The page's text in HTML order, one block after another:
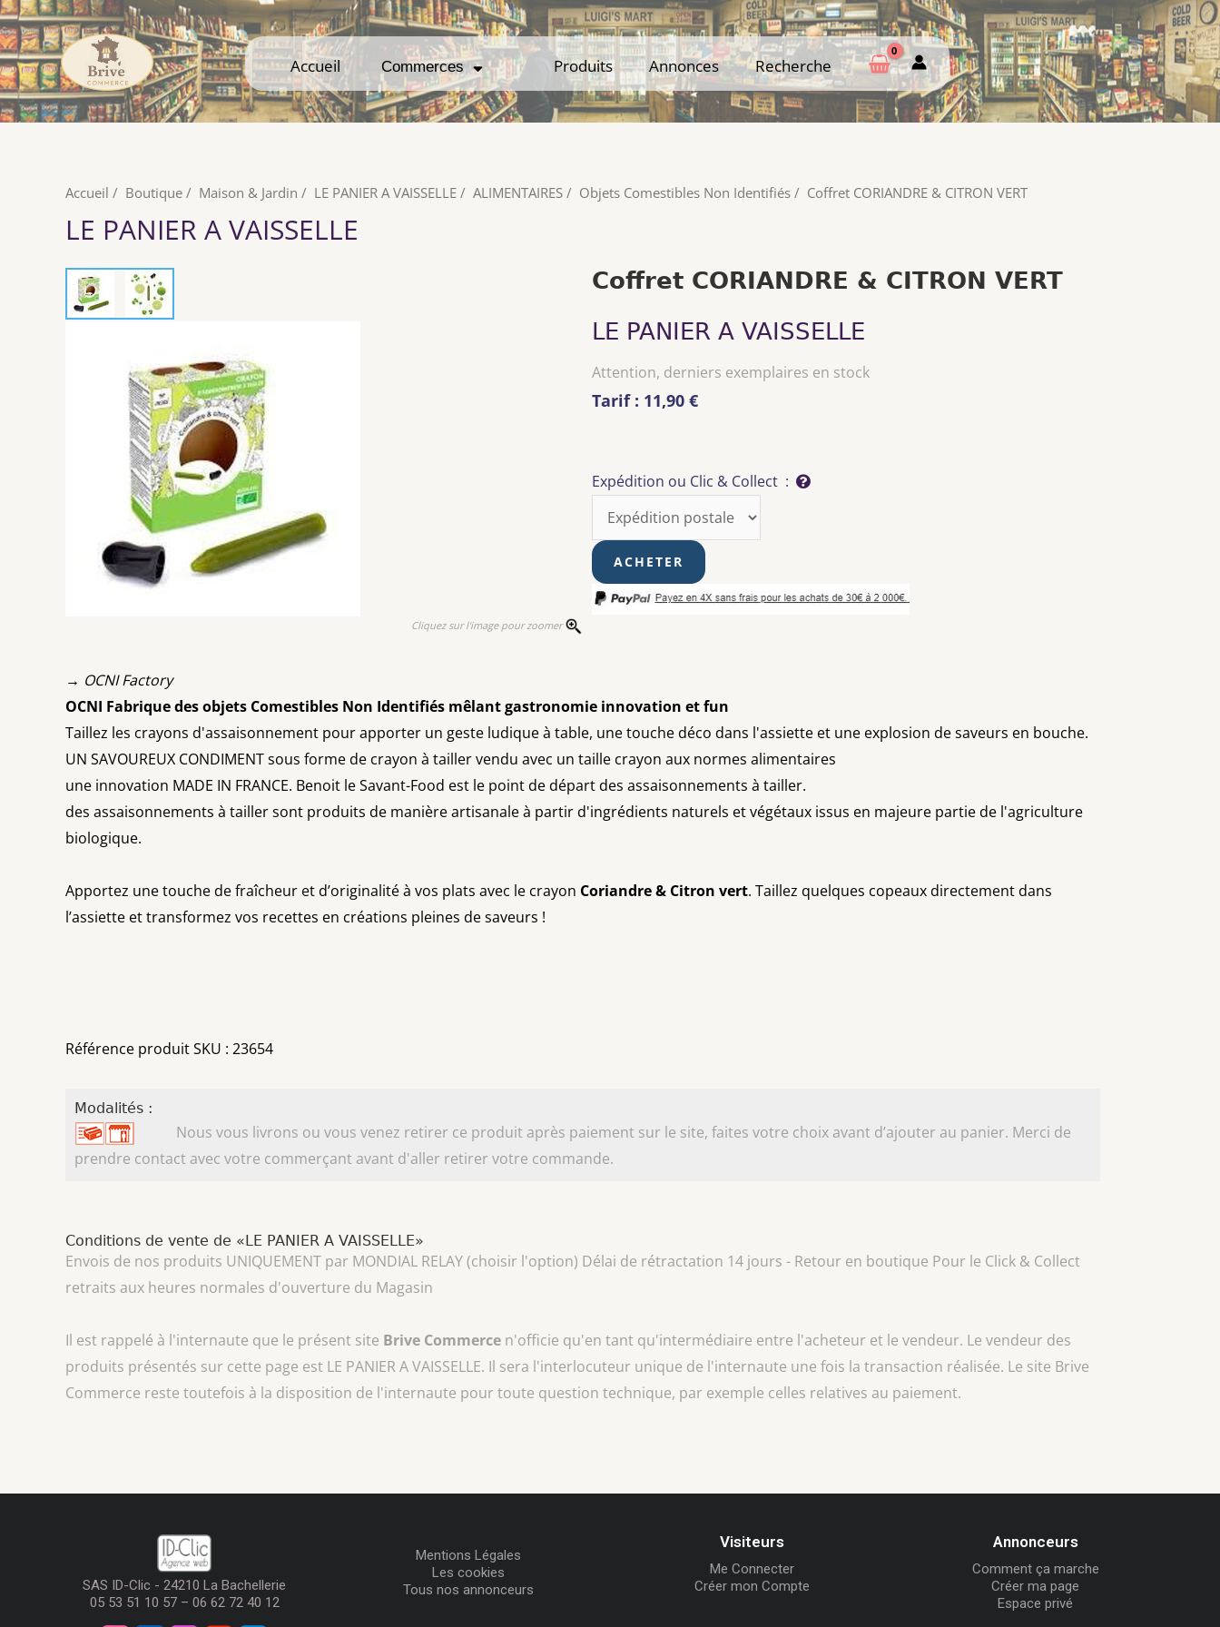
Accueil Commerces Produits Annonces Recherche
Accueil Commerces Produits Annonces Recherche
Accueil / Boutique / Maison & Jardin / LE PANIER A VAISSELLE / ALIMENTAIRES / Objets Comestibles Non Identifiés / Coffret CORIANDRE & CITRON VERT
LE PANIER A VAISSELLE
Cliquez sur l'image pour zoomer
Coffret CORIANDRE & CITRON VERT
LE PANIER A VAISSELLE
Attention, derniers exemplaires en stock
Tarif : 11,90 €
Expédition ou Clic & Collect :
→ OCNI Factory
OCNI Fabrique des objets Comestibles Non Identifiés mêlant gastronomie innovation et fun
Taillez les crayons d'assaisonnement pour apporter un geste ludique à table, une touche déco dans l'assiette et une explosion de saveurs en bouche.
UN SAVOUREUX CONDIMENT sous forme de crayon à tailler vendu avec un taille crayon aux normes alimentaires
une innovation MADE IN FRANCE. Benoit le Savant-Food est le point de départ des assaisonnements à tailler.
des assaisonnements à tailler sont produits de manière artisanale à partir d'ingrédients naturels et végétaux issus en majeure partie de l'agriculture
biologique.
Apportez une touche de fraîcheur et d’originalité à vos plats avec le crayon Coriandre & Citron vert. Taillez quelques copeaux directement dans
l’assiette et transformez vos recettes en créations pleines de saveurs !
Référence produit SKU : 23654
Modalités :
Nous vous livrons ou vous venez retirer ce produit après paiement sur le site, faites votre choix avant d’ajouter au panier. Merci de
prendre contact avec votre commerçant avant d'aller retirer votre commande.
Conditions de vente de «LE PANIER A VAISSELLE»
Envois de nos produits UNIQUEMENT par MONDIAL RELAY (choisir l'option) Délai de rétractation 14 jours - Retour en boutique Pour le Click & Collect
retraits aux heures normales d'ouverture du Magasin
Il est rappelé à l'internaute que le présent site Brive Commerce n'officie qu'en tant qu'intermédiaire entre l'acheteur et le vendeur. Le vendeur des
produits présentés sur cette page est LE PANIER A VAISSELLE. Il sera l'interlocuteur unique de l'internaute une fois la transaction réalisée. Le site Brive
Commerce reste toutefois à la disposition de l'internaute pour toute question technique, par exemple celles relatives au paiement.
SAS ID-Clic - 24210 La Bachellerie
05 53 51 10 57 – 06 62 72 40 12
Mentions Légales
Les cookies
Tous nos annonceurs
Visiteurs
Me Connecter
Créer mon Compte
Annonceurs
Comment ça marche
Créer ma page
Espace privé